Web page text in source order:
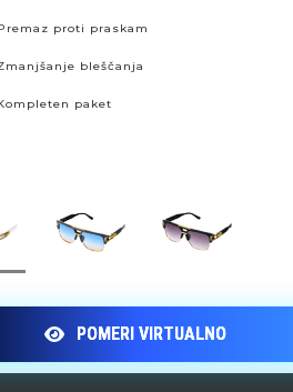
Premaz proti praskam
Zmanjšanje bleščanja
Kompleten paket